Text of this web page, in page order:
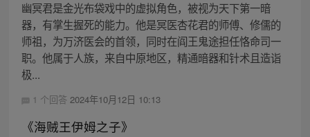
幽冥君是金光布袋戏中的虚拟角色，被视为天下第一暗
器，有掌生握死的能力。他是冥医杏花君的师傅、修儒的
师祖，为万济医会的首领，同时在阎王鬼途担任恪命司一
职。他属于人族，来自中原地区，精通暗器和针术且造诣
极...
1 个回答 2024年10月12日 10:13
《海贼王伊姆之子》